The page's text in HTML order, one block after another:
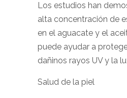
Los estudios han
alta concentración de
en el aguacate y el
puede ayudar a
dañinos rayos UV y la
Salud de la piel